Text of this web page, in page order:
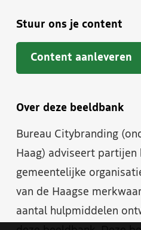
Stuur ons je content
Content aanleveren
Over deze beeldbank
Bureau Citybranding
Haag) adviseert partijen
gemeentelijke
van de Haagse
aantal hulpmiddelen